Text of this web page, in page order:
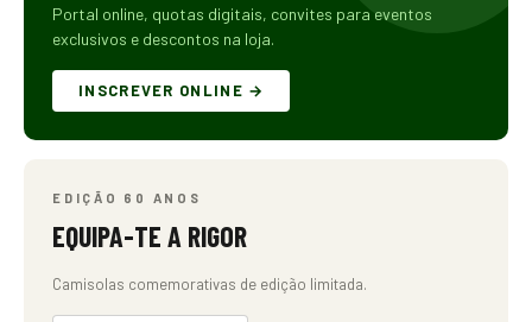
Portal online, quotas digitais, convites para eventos
exclusivos e descontos na loja.
INSCREVER ONLINE →
EDIÇÃO 60 ANOS
EQUIPA-TE A RIGOR
Camisolas comemorativas de edição limitada.